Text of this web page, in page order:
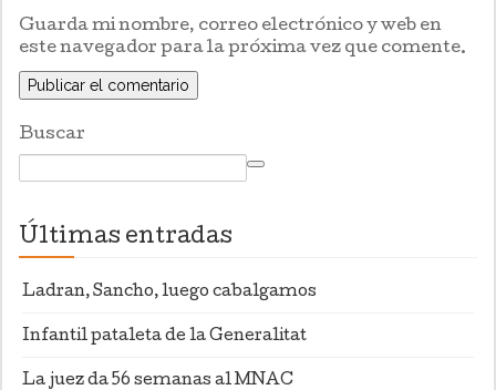
Guarda mi nombre, correo electrónico y web en
este navegador para la próxima vez que comente.
Buscar
Últimas entradas
Ladran, Sancho, luego cabalgamos
Infantil pataleta de la Generalitat
La juez da 56 semanas al MNAC